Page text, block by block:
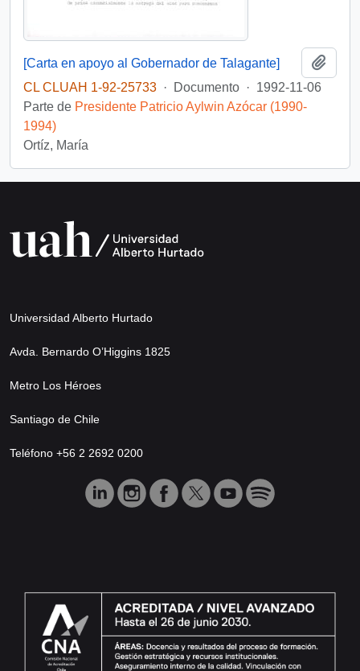
[Carta en apoyo al Gobernador de Talagante]
CL CLUAH 1-92-25733 · Documento · 1992-11-06
Parte de Presidente Patricio Aylwin Azócar (1990-
1994)
Ortíz, María
Universidad Alberto Hurtado
Avda. Bernardo O’Higgins 1825
Metro Los Héroes
Santiago de Chile
Teléfono +56 2 2692 0200